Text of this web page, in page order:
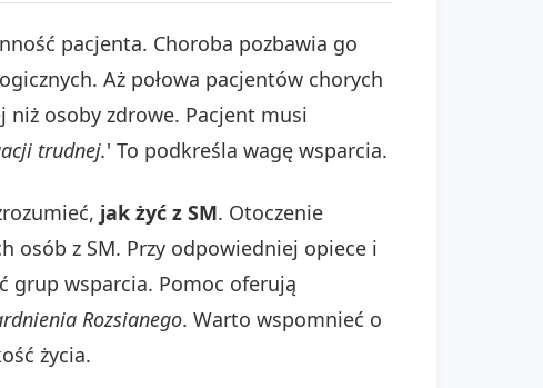
pacjenta. Choroba pozbawia go
Aż połowa pacjentów chorych
niż osoby zdrowe. Pacjent musi
trudnej.' To podkreśla wagę wsparcia.
jak żyć z SM. Otoczenie
osób z SM. Przy odpowiedniej opiece i
grup wsparcia. Pomoc oferują
Rozsianego. Warto wspomnieć o
życia.